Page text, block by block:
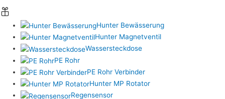
Hunter Bewässerung
Hunter Magnetventil
Wassersteckdose
PE Rohr
PE Rohr Verbinder
Hunter MP Rotator
Regensensor